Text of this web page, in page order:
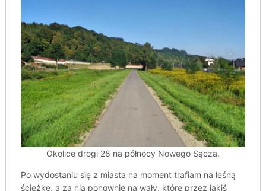
Okolice drogi 28 na północy Nowego Sącza.
Po wydostaniu się z miasta na moment trafiam na leśną
ścieżkę, a za nią ponownie na wały, które przez jakiś